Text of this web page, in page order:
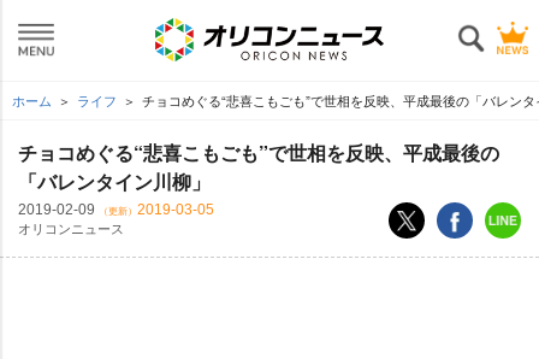
ホーム ライフ チョコめぐる“悲喜こもごも”で世相を反映、平成最後の「バレン
チョコめぐる“悲喜こもごも”で世相を反映、平成最後の
「バレンタイン川柳」
2019-02-09 （更新） 2019-03-05
オリコンニュース